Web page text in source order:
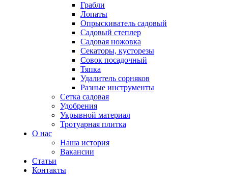
Грабли
Лопаты
Опрыскиватель садовый
Садовый степлер
Садовая ножовка
Секаторы, кусторезы
Совок посадочный
Тяпка
Удалитель сорняков
Разные инструменты
Сетка садовая
Удобрения
Укрывной материал
Тротуарная плитка
О нас
Наша история
Вакансии
Статьи
Контакты